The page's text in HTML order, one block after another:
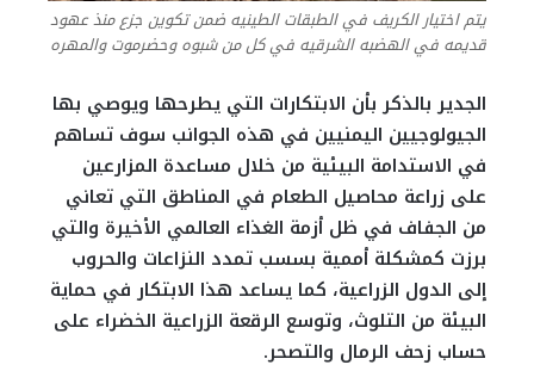
يتم اختيار الكريف في الطبقات الطينيه ضمن تكوين جزع منذ عهود
قديمه في الهضبه الشرقيه في كل من شبوه وحضرموت والمهره
الجدير بالذكر بأن الابتكارات التي يطرحها ويوصي بها
الجيولوجيين اليمنيين في هذه الجوانب سوف تساهم
في الاستدامة البيئية من خلال مساعدة المزارعين
على زراعة محاصيل الطعام في المناطق التي تعاني
من الجفاف في ظل أزمة الغذاء العالمي الأخيرة والتي
برزت كمشكلة أممية بسسب تمدد النزاعات والحروب
إلى الدول الزراعية، كما يساعد هذا الابتكار في حماية
البيئة من التلوث، وتوسع الرقعة الزراعية الخضراء على
حساب زحف الرمال والتصحر.